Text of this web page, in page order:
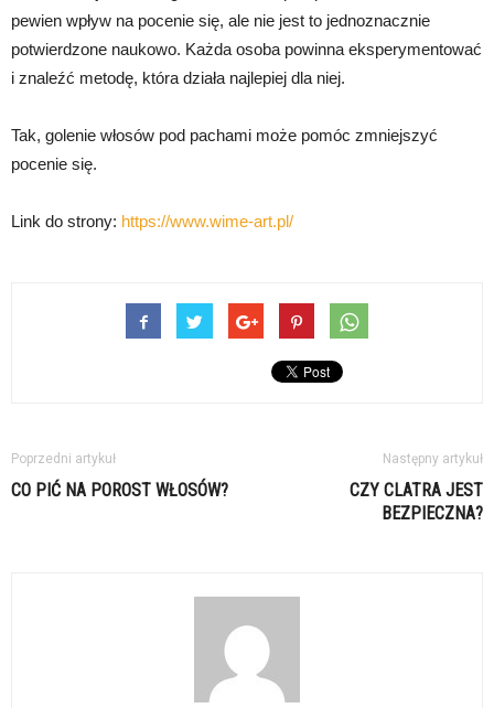
pewien wpływ na pocenie się, ale nie jest to jednoznacznie
potwierdzone naukowo. Każda osoba powinna eksperymentować
i znaleźć metodę, która działa najlepiej dla niej.
Tak, golenie włosów pod pachami może pomóc zmniejszyć
pocenie się.
Link do strony: https://www.wime-art.pl/
Poprzedni artykuł
CO PIĆ NA POROST WŁOSÓW?
Następny artykuł
CZY CLATRA JEST
BEZPIECZNA?